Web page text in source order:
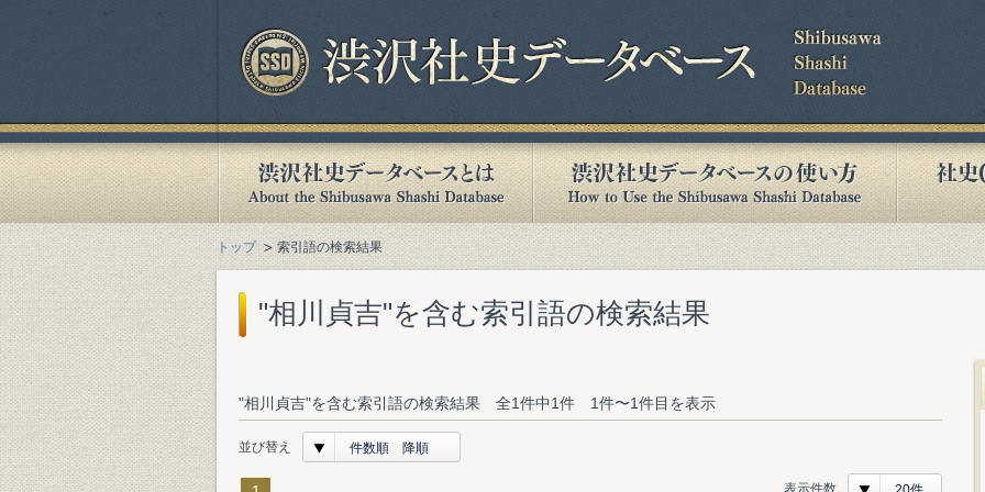
トップ 索引語の検索結果
"相川貞吉"を含む索引語の検索結果
"相川貞吉"を含む索引語の検索結果 全1件中1件 1件〜1件目を表示
並び替え 件数順 降順
表示件数